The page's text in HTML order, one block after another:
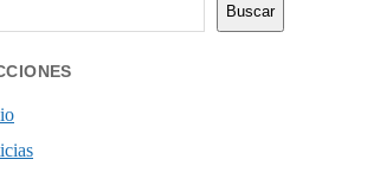
Buscar